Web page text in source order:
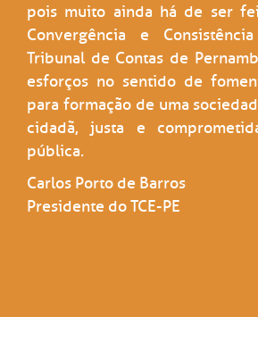
pois muito ainda há de ser
Convergência e
Tribunal de Contas de
esforços no sentido de
para formação de uma
cidadã, justa e
pública.
Carlos Porto de Barros
Presidente do TCE-PE